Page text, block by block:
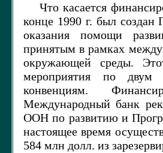
Что касается
конце 1990 г. был создан
оказания помощи
принятым в рамках
окружающей среды.
мероприятия по двум
конвенциям.
Международный банк
ООН по развитию и
настоящее время
584 млн долл. из